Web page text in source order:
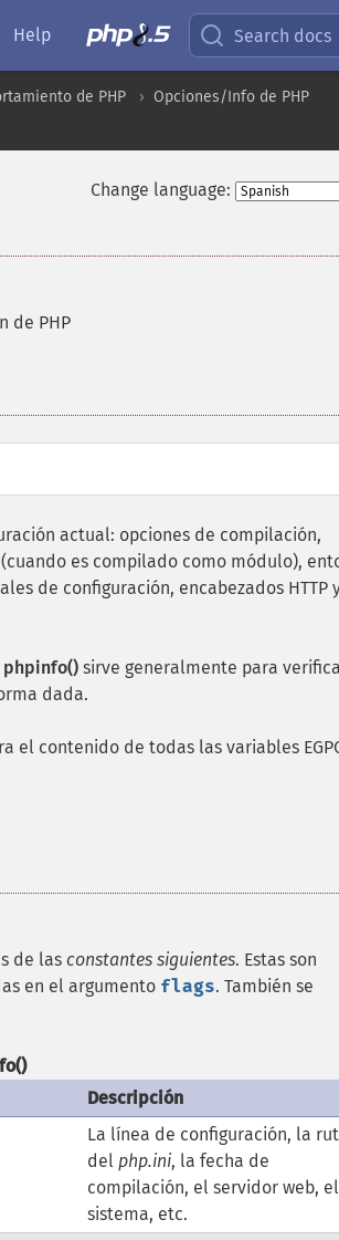
Help Search docs
de PHP
Opciones/Info de PHP
Change language:
de PHP
actual: opciones de compilación,
es compilado como módulo),
de configuración, encabezados HTTP
phpinfo() sirve generalmente para
dada.
el contenido de todas las variables
de las constantes siguientes. Estas son
en el argumento flags. También se
Descripción
La línea de configuración, la
del php.ini, la fecha de
compilación, el servidor web, el
sistema, etc.